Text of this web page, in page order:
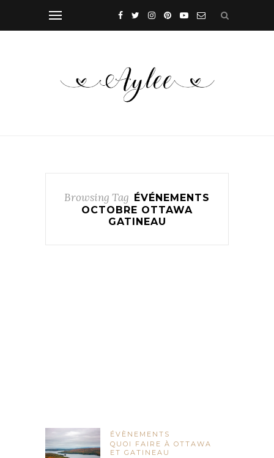
Browsing Tag
ÉVÉNEMENTS
OCTOBRE OTTAWA
GATINEAU
ÉVÈNEMENTS
QUOI FAIRE À OTTAWA
ET GATINEAU